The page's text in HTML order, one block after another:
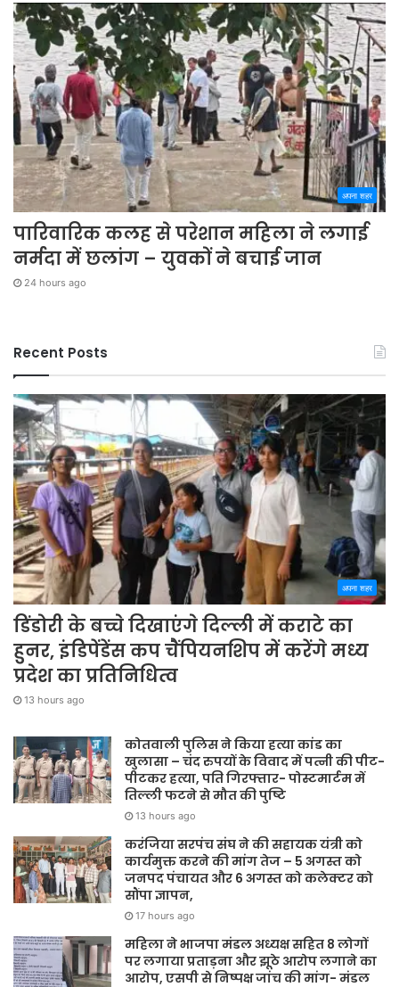
अपना शहर
पारिवारिक कलह से परेशान महिला ने लगाई
नर्मदा में छलांग – युवकों ने बचाई जान
24 hours ago
Recent Posts
अपना शहर
डिंडोरी के बच्चे दिखाएंगे दिल्ली में कराटे का
हुनर, इंडिपेंडेंस कप चैंपियनशिप में करेंगे मध्य
प्रदेश का प्रतिनिधित्व
13 hours ago
कोतवाली पुलिस ने किया हत्या कांड का
खुलासा – चंद रुपयों के विवाद में पत्नी की पीट-
पीटकर हत्या, पति गिरफ्तार- पोस्टमार्टम में
तिल्ली फटने से मौत की पुष्टि
13 hours ago
करंजिया सरपंच संघ ने की सहायक यंत्री को
कार्यमुक्त करने की मांग तेज – 5 अगस्त को
जनपद पंचायत और 6 अगस्त को कलेक्टर को
सौंपा ज्ञापन,
17 hours ago
महिला ने भाजपा मंडल अध्यक्ष सहित 8 लोगों
पर लगाया प्रताड़ना और झूठे आरोप लगाने का
आरोप, एसपी से निष्पक्ष जांच की मांग- मंडल